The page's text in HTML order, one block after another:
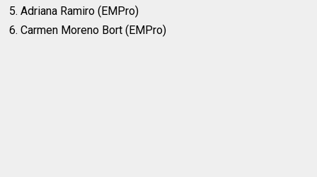
5. Adriana Ramiro (EMPro)
6. Carmen Moreno Bort (EMPro)